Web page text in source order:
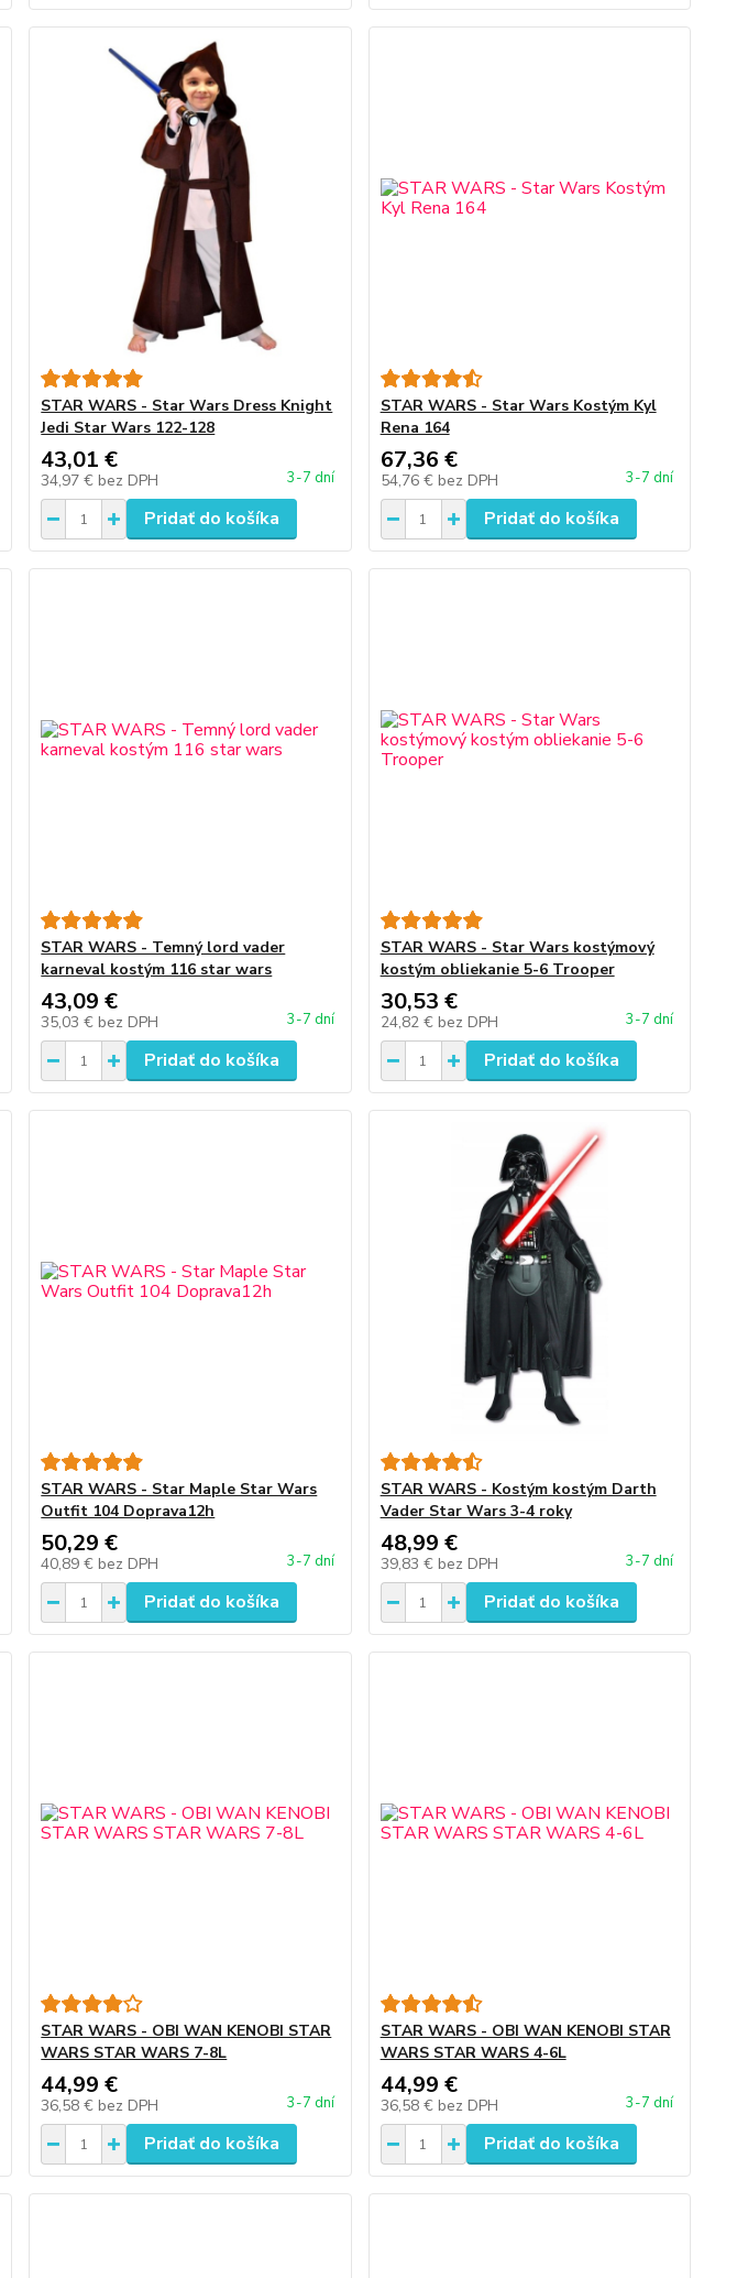
STAR WARS - Star Wars Dress Knight
Jedi Star Wars 122-128
43,01 €
34,97 € bez DPH 3-7 dní
Pridať do košíka
STAR WARS - Star Wars Kostým Kyl
Rena 164
67,36 €
54,76 € bez DPH 3-7 dní
Pridať do košíka
STAR WARS - Temný lord vader
karneval kostým 116 star wars
43,09 €
35,03 € bez DPH 3-7 dní
Pridať do košíka
STAR WARS - Star Wars kostýmový
kostým obliekanie 5-6 Trooper
30,53 €
24,82 € bez DPH 3-7 dní
Pridať do košíka
STAR WARS - Star Maple Star Wars
Outfit 104 Doprava12h
50,29 €
40,89 € bez DPH 3-7 dní
Pridať do košíka
STAR WARS - Kostým kostým Darth
Vader Star Wars 3-4 roky
48,99 €
39,83 € bez DPH 3-7 dní
Pridať do košíka
STAR WARS - OBI WAN KENOBI STAR
WARS STAR WARS 7-8L
44,99 €
36,58 € bez DPH 3-7 dní
Pridať do košíka
STAR WARS - OBI WAN KENOBI STAR
WARS STAR WARS 4-6L
44,99 €
36,58 € bez DPH 3-7 dní
Pridať do košíka